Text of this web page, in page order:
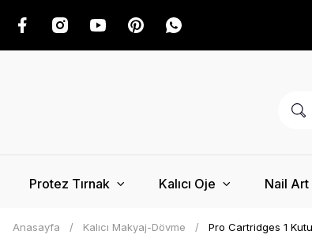
Protez Tırnak Kalıcı Oje Nail Art
Anasayfa Kalıcı Makyaj-Dövme Pro Cartridges 1